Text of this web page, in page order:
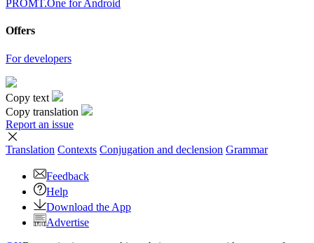
PROMT.One for Android
Offers
For developers
Copy text
Copy translation
Report an issue
Translation Contexts Conjugation and declension Grammar
Feedback
Help
Download the App
Advertise